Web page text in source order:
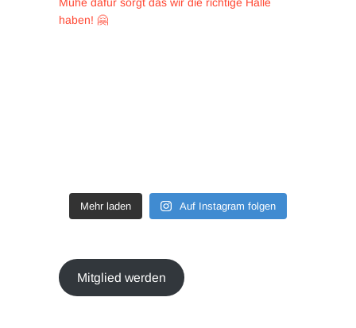
Mehr laden Auf Instagram folgen
Mitglied werden